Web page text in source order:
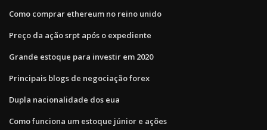
Como comprar ethereum no reino unido
Preço da ação srpt após o expediente
Grande estoque para investir em 2020
Principais blogs de negociação forex
Dupla nacionalidade dos eua
Como funciona um estoque júnior e ações